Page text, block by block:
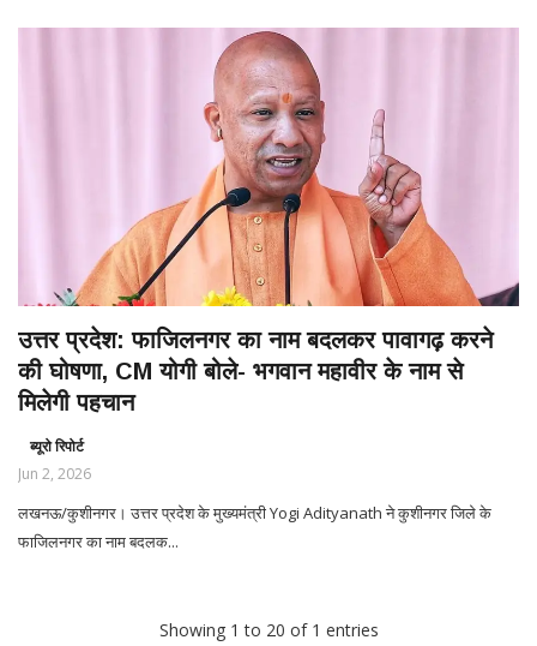
उत्तर प्रदेश: फाजिलनगर का नाम बदलकर पावागढ़ करने
की घोषणा, CM योगी बोले- भगवान महावीर के नाम से
मिलेगी पहचान
ब्यूरो रिपोर्ट
Jun 2, 2026
लखनऊ/कुशीनगर। उत्तर प्रदेश के मुख्यमंत्री Yogi Adityanath ने कुशीनगर जिले के
फाजिलनगर का नाम बदलक...
Showing 1 to 20 of 1 entries